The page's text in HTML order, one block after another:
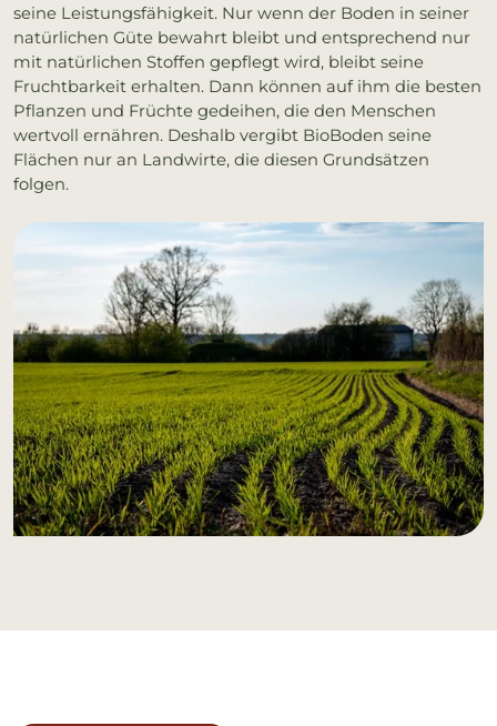
seine Leistungsfähigkeit. Nur wenn der Boden in seiner
natürlichen Güte bewahrt bleibt und entsprechend nur
mit natürlichen Stoffen gepflegt wird, bleibt seine
Fruchtbarkeit erhalten. Dann können auf ihm die besten
Pflanzen und Früchte gedeihen, die den Menschen
wertvoll ernähren. Deshalb vergibt BioBoden seine
Flächen nur an Landwirte, die diesen Grundsätzen
folgen.